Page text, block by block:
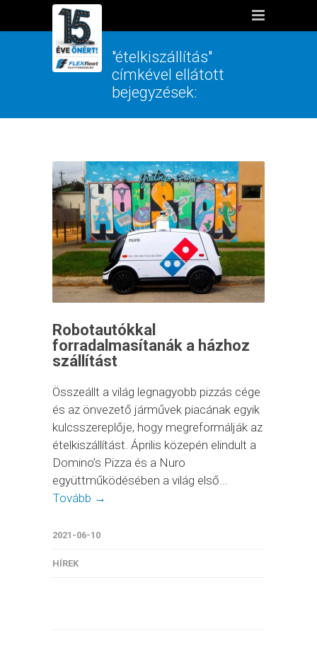
"ételkiszállítás"
címkével ellátott
bejegyzések:
Robotautókkal
forradalmasítanák a házhoz
szállítást
Összeállt a világ legnagyobb pizzás cége
és az önvezető járművek piacának egyik
kulcsszereplője, hogy megreformálják az
ételkiszállítást. Április közepén elindult a
Domino’s Pizza és a Nuro
együttműködésében a világ első...
Tovább →
2021-06-10
HÍREK